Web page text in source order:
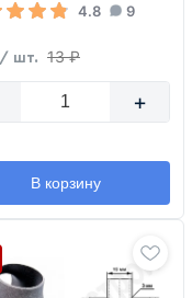
4.8 9
/ шт. 13 ₽
+
В корзину